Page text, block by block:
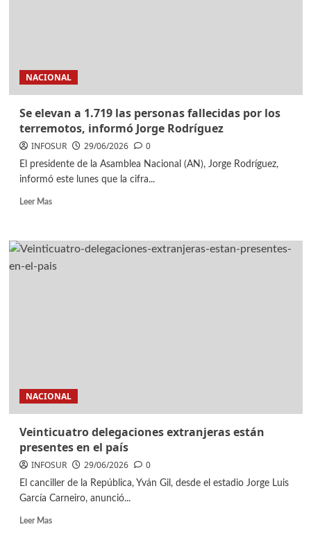
NACIONAL
Se elevan a 1.719 las personas fallecidas por los
terremotos, informó Jorge Rodríguez
INFOSUR 29/06/2026 0
El presidente de la Asamblea Nacional (AN), Jorge Rodríguez,
informó este lunes que la cifra...
Leer Mas
NACIONAL
Veinticuatro delegaciones extranjeras están
presentes en el país
INFOSUR 29/06/2026 0
El canciller de la República, Yván Gil, desde el estadio Jorge Luis
García Carneiro, anunció...
Leer Mas